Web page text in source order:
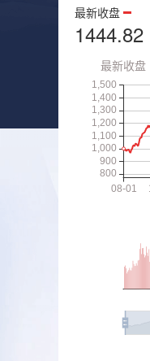
最新收盘
1444.82